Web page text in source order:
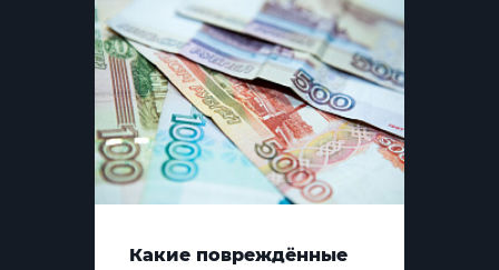
Какие повреждённые